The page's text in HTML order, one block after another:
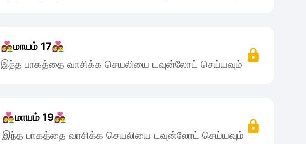
👩‍❤️‍👨மாயம் 17👩‍❤️‍👨
இந்த பாகத்தை வாசிக்க செயலியை டவுன்லோட் செய்யவும்
👩‍❤️‍👨மாயம் 19👩‍❤️‍👨
இந்த பாகத்தை வாசிக்க செயலியை டவுன்லோட் செய்யவும்